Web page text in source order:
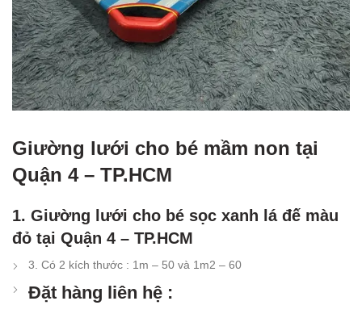
Giường lưới cho bé mầm non tại
Quận 4 – TP.HCM
1. Giường lưới cho bé sọc xanh lá đế màu
đỏ tại Quận 4 – TP.HCM
3. Có 2 kích thước : 1m – 50 và 1m2 – 60
Đặt hàng liên hệ :